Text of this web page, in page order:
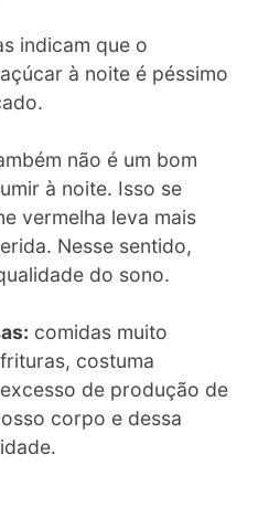
indicam que o
à noite é péssimo
não é um bom
à noite. Isso se
vermelha leva mais
Nesse sentido,
do sono.
comidas muito
costuma
de produção de
corpo e dessa